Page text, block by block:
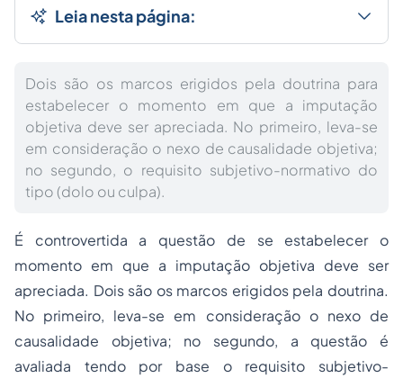
Leia nesta página:
Dois são os marcos erigidos pela doutrina para
estabelecer o momento em que a imputação
objetiva deve ser apreciada. No primeiro, leva-se
em consideração o nexo de causalidade objetiva;
no segundo, o requisito subjetivo-normativo do
tipo (dolo ou culpa).
É controvertida a questão de se estabelecer o
momento em que a imputação objetiva deve ser
apreciada. Dois são os marcos erigidos pela doutrina.
No primeiro, leva-se em consideração o nexo de
causalidade objetiva; no segundo, a questão é
avaliada tendo por base o requisito subjetivo-